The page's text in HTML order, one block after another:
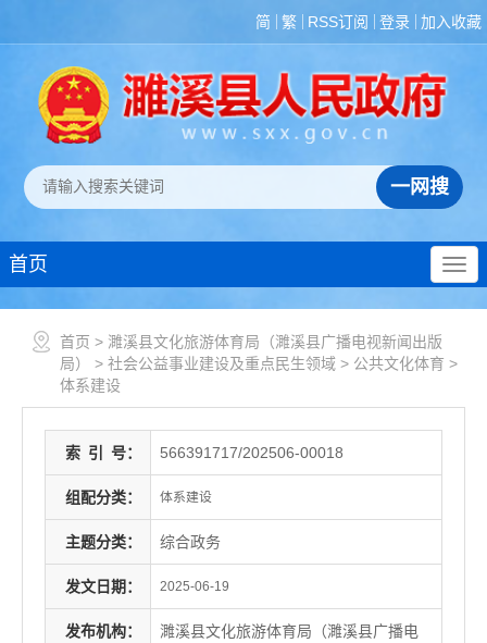
简 繁 RSS订阅 登录 加入收藏
首页
首页 > 濉溪县文化旅游体育局（濉溪县广播电视新闻出版
局）
> 社会公益事业建设及重点民生领域 > 公共文化体育 >
体系建设
索 引 号： 566391717/202506-00018
组配分类： 体系建设
主题分类： 综合政务
发文日期： 2025-06-19
发布机构：
濉溪县文化旅游体育局（濉溪县广播电